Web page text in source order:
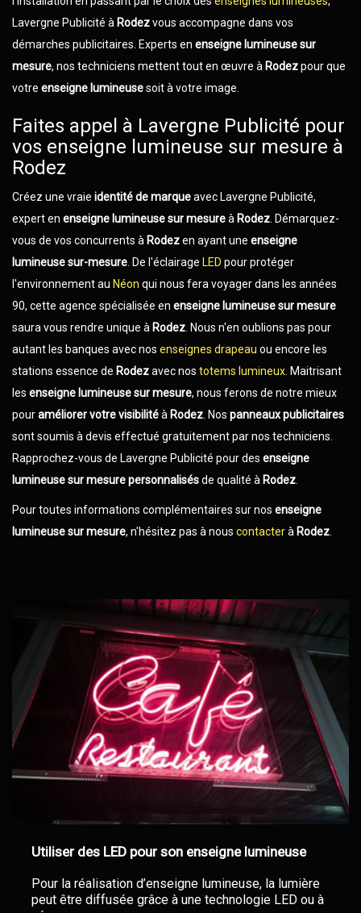
Lavergne Publicité à Rodezvous accompagne dans vos
démarches publicitaires. Experts en enseigne lumineuse sur
mesure, nos techniciens mettent tout en œuvre à Rodezpour que
votre enseigne lumineusesoit à votre image.
Faites appel à Lavergne Publicité pour
vos enseigne lumineuse sur mesure à
Rodez
Créez une vraie identité de marqueavec Lavergne Publicité,
expert en enseigne lumineuse sur mesureà Rodez . Démarquez-
vous de vos concurrents à Rodezen ayant une enseigne
lumineuse sur-mesure . De l'éclairage LED pour protéger
l'environnement au Néon qui nous fera voyager dans les années
90, cette agence spécialisée en enseigne lumineuse sur mesure
saura vous rendre unique à Rodez . Nous n'en oublions pas pour
autant les banques avec nos enseignes drapeau ou encore les
stations essence de Rodezavec nos totems lumineux . Maitrisant
les enseigne lumineuse sur mesure, nous ferons de notre mieux
pouraméliorer votre visibilitéà Rodez . Nos panneaux publicitaires
sont soumis à devis effectué gratuitement par nos techniciens.
Rapprochez-vous de Lavergne Publicité pour des enseigne
lumineuse sur mesurepersonnalisésde qualité à Rodez
Pour toutes informations complémentaires sur nos enseigne
lumineuse sur mesure, n'hésitez pas à nous contacterà Rodez
Utiliser des LED pour son enseigne lumineuse
Pour la réalisation d’enseigne lumineuse, la lumière
peut être diffusée grâce à une technologie LED ou à